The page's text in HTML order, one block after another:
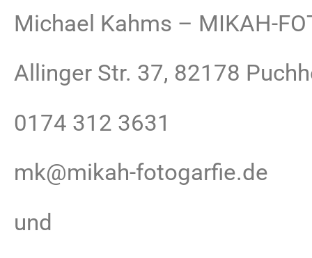
Michael Kahms – MIKAH-
Allinger Str. 37, 82178
0174 312 3631
mk@mikah-fotogarfie.de
und